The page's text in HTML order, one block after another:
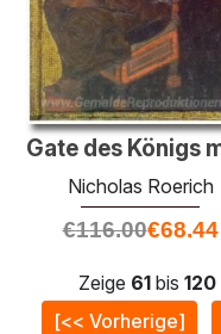
Nicholas Roerich
€116.00€68.44
Zeige 61 bis 120
[<< Vorherige]